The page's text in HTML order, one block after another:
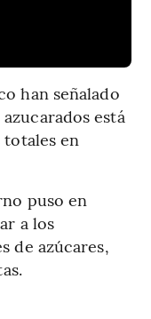
han señalado
está
totales en
puso en
a los
de azúcares,